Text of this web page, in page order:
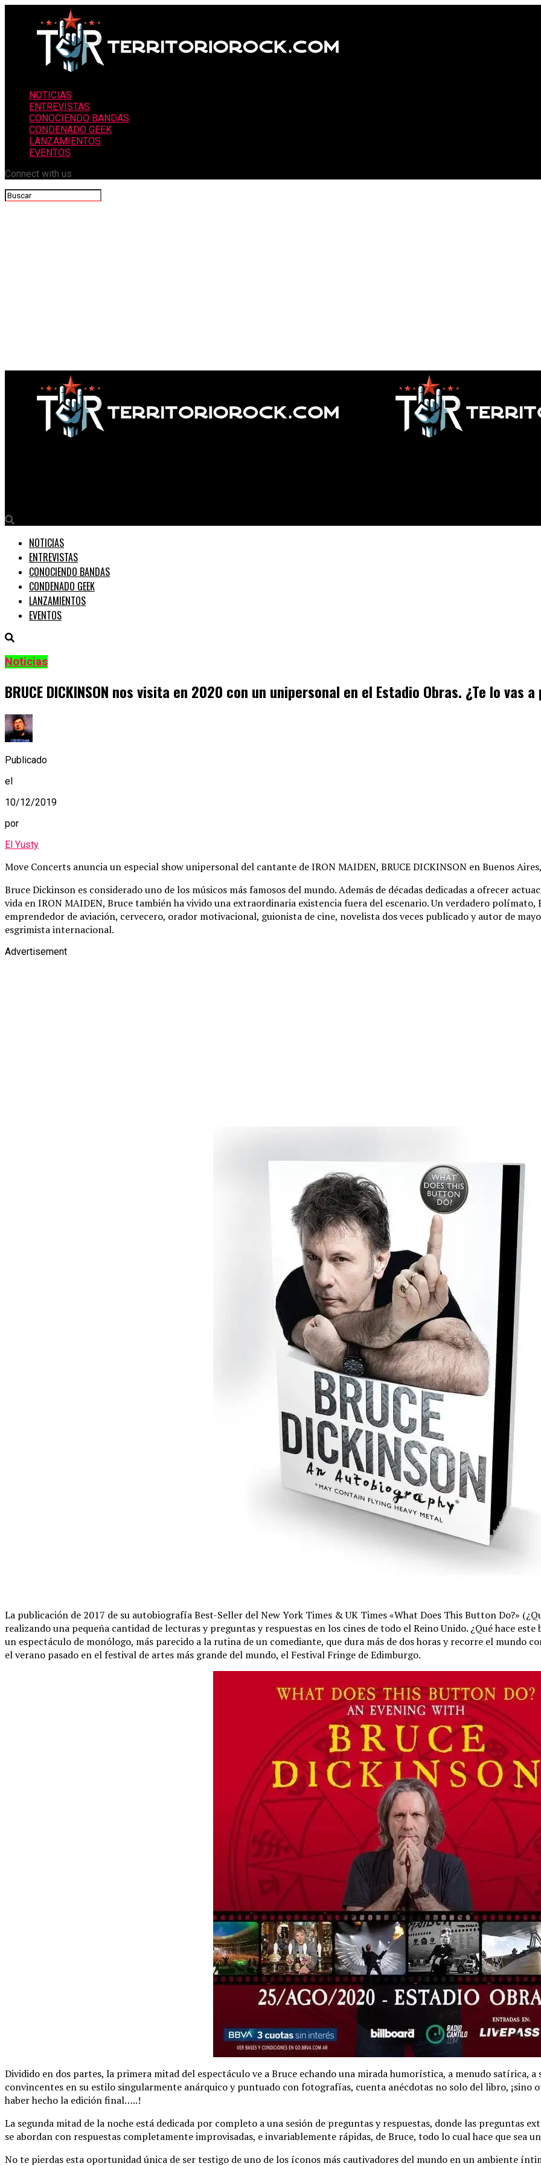
NOTICIAS
ENTREVISTAS
CONOCIENDO BANDAS
CONDENADO GEEK
LANZAMIENTOS
EVENTOS
Connect with us
NOTICIAS
ENTREVISTAS
CONOCIENDO BANDAS
CONDENADO GEEK
LANZAMIENTOS
EVENTOS
Noticias
BRUCE DICKINSON nos visita en 2020 con un unipersonal en el Estadio Obras. ¿Te lo vas
Publicado
el
10/12/2019
por
El Yusty
Move Concerts anuncia un especial show unipersonal del cantante de IRON MAIDEN, BRUCE DICKINSON en Buenos
Bruce Dickinson es considerado uno de los músicos más famosos del mundo. Además de décadas dedicadas a ofrecer
vida en IRON MAIDEN, Bruce también ha vivido una extraordinaria existencia fuera del escenario. Un verdadero
emprendedor de aviación, cervecero, orador motivacional, guionista de cine, novelista dos veces publicado y autor de
esgrimista internacional.
Advertisement
La publicación de 2017 de su autobiografía Best-Seller del New York Times & UK Times «What Does This Button Do?»
realizando una pequeña cantidad de lecturas y preguntas y respuestas en los cines de todo el Reino Unido. ¿Qué hace
un espectáculo de monólogo, más parecido a la rutina de un comediante, que dura más de dos horas y recorre el mundo
el verano pasado en el festival de artes más grande del mundo, el Festival Fringe de Edimburgo.
Dividido en dos partes, la primera mitad del espectáculo ve a Bruce echando una mirada humorística, a menudo satírica,
convincentes en su estilo singularmente anárquico y puntuado con fotografías, cuenta anécdotas no solo del libro, ¡sino
haber hecho la edición final…..!
La segunda mitad de la noche está dedicada por completo a una sesión de preguntas y respuestas, donde las preguntas
se abordan con respuestas completamente improvisadas, e invariablemente rápidas, de Bruce, todo lo cual hace que sea
No te pierdas esta oportunidad única de ser testigo de uno de los íconos más cautivadores del mundo en un ambiente